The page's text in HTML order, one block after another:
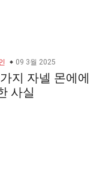
09 3월 2025
지 자넬 몬에에
사실